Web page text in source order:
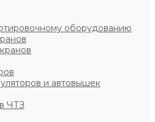
оборудованию
и автовышек
ЧТЗ